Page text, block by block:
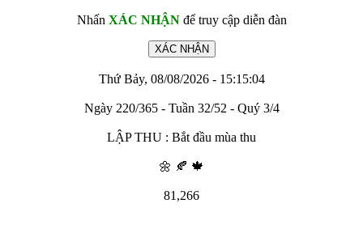
Nhấn XÁC NHẬNđể truy cập diễn đàn
Thứ Bảy, 08/08/2026 - 15:15:04
Ngày 220/365 - Tuần 32/52 - Quý 3/4
LẬP THU : Bắt đầu mùa thu
🌼 🍂 🍁
81,266